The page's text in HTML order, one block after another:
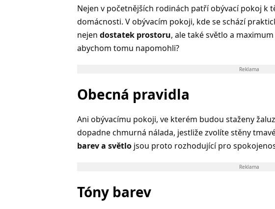
Nejen v početnějších rodinách patří obývací pokoj k
domácnosti. V obývacím pokoji, kde se schází
nejen dostatek prostoru, ale také světlo a
abychom tomu napomohli?
Reklama
Obecná pravidla
Ani obývacímu pokoji, ve kterém budou staženy
dopadne chmurná nálada, jestliže zvolíte stěny
barev a světlo jsou proto rozhodující pro
Reklama
Tóny barev